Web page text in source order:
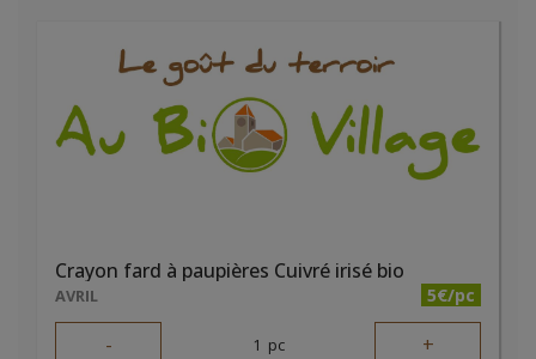
Crayon fard à paupières Cuivré irisé bio
AVRIL 5€/pc
- 1 pc +